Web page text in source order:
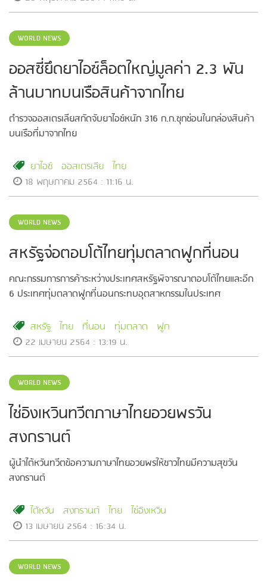
WORLD NEWS
ออสซี่ยึดยาไอซ์ล็อตใหญ่มูลค่า 2.3 พัน
ล้านบาทบนเรือสินค้าจากไทย
ตำรวจออสเตรเลียสกัดจับยาไอซ์หนัก 316 ก.ก.ซุกซ่อนในกล่องสินค้า
บนเรือที่มาจากไทย
ยาไอซ์ ออสเตรเลีย ไทย
18 พฤษภาคม 2564 : 11:16 น.
WORLD NEWS
สหรัฐจ่อตอบโต้ไทยทุ่มตลาดฟูกที่นอน
คณะกรรมการการค้าระหว่างประเทศสหรัฐพิจารณาตอบโต้ไทยและอีก
6 ประเทศทุ่มตลาดฟูกที่นอนกระทบอุตสาหกรรมในประเทศ
สหรัฐ ไทย ที่นอน ทุ่มตลาด ฟูก
22 เมษายน 2564 : 13:19 น.
WORLD NEWS
ไช่อิงเหวินทวีตภาษาไทยอวยพรวัน
สงกรานต์
ผู้นำไต้หวันทวีตข้อความภาษาไทยอวยพรให้ชาวไทยมีความสุขวัน
สงกรานต์
ไต้หวัน สงกรานต์ ไทย ไช่อิงเหวิน
13 เมษายน 2564 : 16:34 น.
WORLD NEWS